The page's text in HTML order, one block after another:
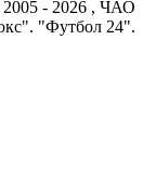
- 2026 , ЧАО
"Футбол 24".